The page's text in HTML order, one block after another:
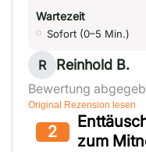
Wartezeit
Sofort (0–5 Min.)
R Reinhold B.
Bewertung
Original Rezension lesen
2
zum